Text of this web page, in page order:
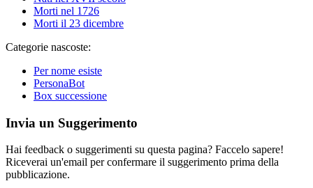
Morti nel 1726
Morti il 23 dicembre
Categorie nascoste:
Per nome esiste
PersonaBot
Box successione
Invia un Suggerimento
Hai feedback o suggerimenti su questa pagina? Faccelo sapere!
Riceverai un'email per confermare il suggerimento prima della
pubblicazione.